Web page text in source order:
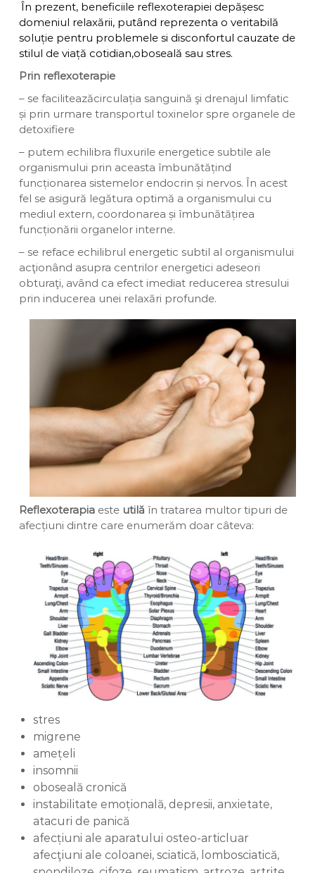
În prezent, beneficiile reflexoterapiei depășesc
domeniul relaxării, putând reprezenta o veritabilă
soluție pentru problemele si disconfortul cauzate de
stilul de viață cotidian,oboseală sau stres.
Prin reflexoterapie
– se faciliteazăcirculația sanguină şi drenajul limfatic
și prin urmare transportul toxinelor spre organele de
detoxifiere
– putem echilibra fluxurile energetice subtile ale
organismului prin aceasta îmbunătățind
funcționarea sistemelor endocrin și nervos. În acest
fel se asigură legătura optimă a organismului cu
mediul extern, coordonarea și îmbunătățirea
funcționării organelor interne.
– se reface echilibrul energetic subtil al organismului
acţionând asupra centrilor energetici adeseori
obturaţi, având ca efect imediat reducerea stresului
prin inducerea unei relaxări profunde.
Reflexoterapia este utilă în tratarea multor tipuri de
afecțiuni dintre care enumerăm doar câteva:
stres
migrene
amețeli
insomnii
oboseală cronică
instabilitate emoțională, depresii, anxietate,
atacuri de panică
afecțiuni ale aparatului osteo-articluar
afecţiuni ale coloanei, sciatică, lombosciatică,